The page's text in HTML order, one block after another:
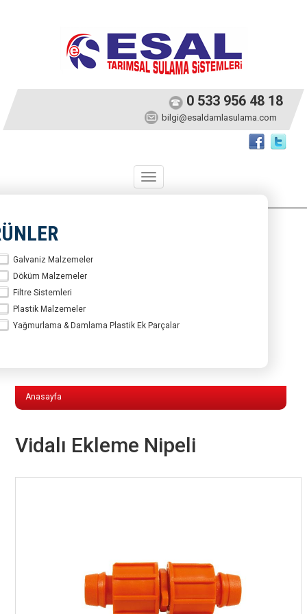
0 533 956 48 18
bilgi@esaldamlasulama.com
Toggle
navigation
Galvaniz Malzemeler
Döküm Malzemeler
Filtre Sistemleri
Plastik Malzemeler
Yağmurlama & Damlama Plastik Ek Parçalar
Anasayfa
Vidalı Ekleme Nipeli